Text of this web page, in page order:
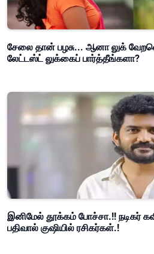
சேலை தான் பழசு... ஆனா லுக்
லேட்டஸ்ட் லுக்கைப் பார்த்தீங்களா?
இனிமேல் தூக்கம் போச்சா.!! நடிகர்
பதிவால் குஷியில் ரசிகர்கள்.!